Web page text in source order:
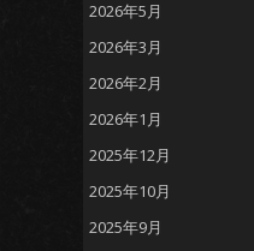
2026年5月
2026年3月
2026年2月
2026年1月
2025年12月
2025年10月
2025年9月